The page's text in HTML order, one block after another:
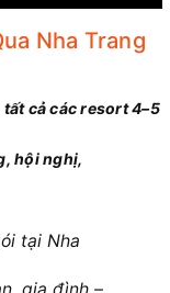
Nha Trang
tất cả các resort 4–5
hội nghị,
tại Nha